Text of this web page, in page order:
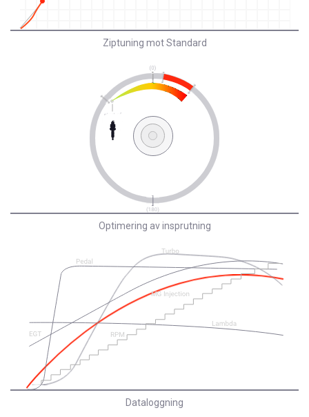
Ziptuning mot Standard
Optimering av insprutning
Dataloggning